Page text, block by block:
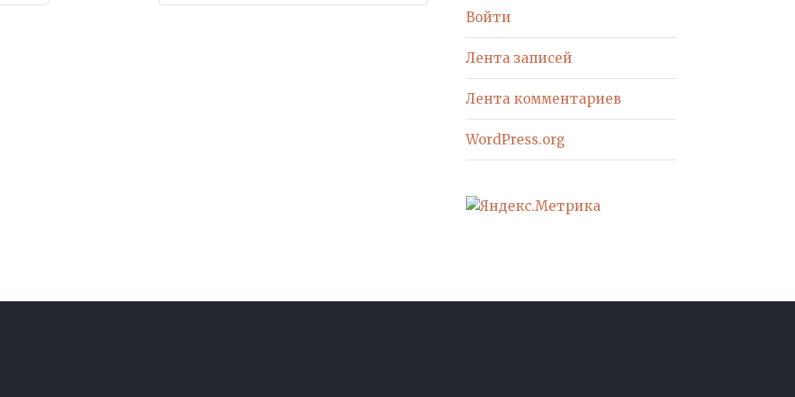
Войти
Лента записей
Лента комментариев
WordPress.org